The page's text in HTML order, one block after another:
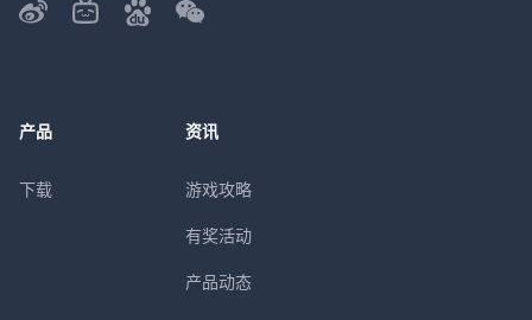
产品
下载
资讯
游戏攻略
有奖活动
产品动态